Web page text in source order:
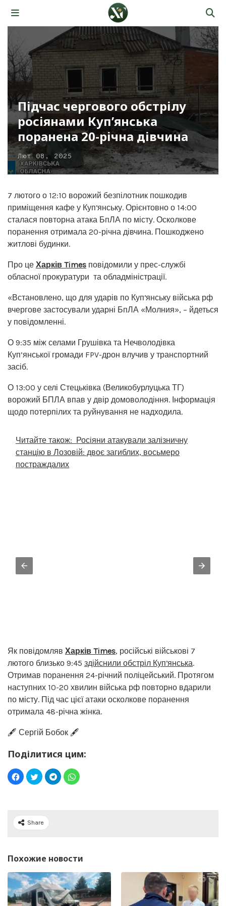
Підчас чергового обстрілу
росіянами Куп’янська
поранена 20-річна дівчина
Лют 08, 2025
7 лютого о 12:10 ворожий безпілотник пошкодив
приміщення кафе у Купʼянську. Орієнтовно о 14:00
сталася повторна атака БпЛА по місту. Осколкове
поранення отримала 20-річна дівчина. Пошкоджено
житлові будинки.
Про це Харків Times повідомили у прес-службі
обласної прокуратури та обладміністрації.
«Встановлено, що для ударів по Купʼянську війська рф
вчергове застосували ударні БпЛА «Молния», – йдеться
у повідомленні.
О 9:35 між селами Грушівка та Нечволодівка
Куп’янської громади FPV-дрон влучив у транспортний
засіб.
О 13:00 у селі Стецьківка (Великобурлуцька ТГ)
ворожий БПЛА впав у двір домоволодіння. Інформація
щодо потерпілих та руйнування не надходила.
Читайте також: Росіяни атакували залізничну
станцію в Лозовій: двоє загиблих, восьмеро
постраждалих
Як повідомляв Харків Times, російські військові 7
лютого близько 9:45 здійснили обстріл Купʼянська.
Отримав поранення 24-річний поліцейський. Протягом
наступних 10-20 хвилин війська рф повторно вдарили
по місту. Під час цієї атаки осколкове поранення
отримала 48-річна жінка.
🖋️ Сергій Бобок 🖋️
Поділитися цим:
Share
Похожие новости